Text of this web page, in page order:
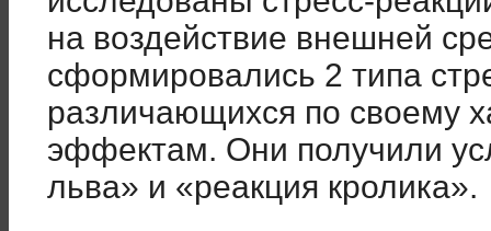
на воздействие внешней
сформировались 2 типа
различающихся по своему
эффектам. Они получили
льва» и «реакция кролика».